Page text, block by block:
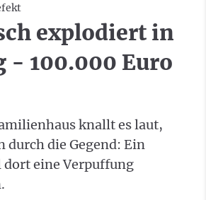
explodiert in
- 100.000 Euro
knallt es laut,
durch die Gegend: Ein
dort eine Verpuffung